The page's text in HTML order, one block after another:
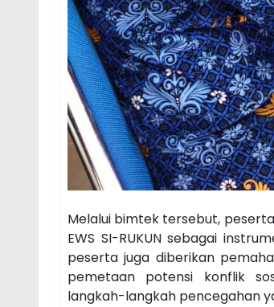
Melalui bimtek tersebut,
EWS SI-RUKUN sebagai
peserta juga diberikan
pemetaan potensi konflik
langkah-langkah pencegahan